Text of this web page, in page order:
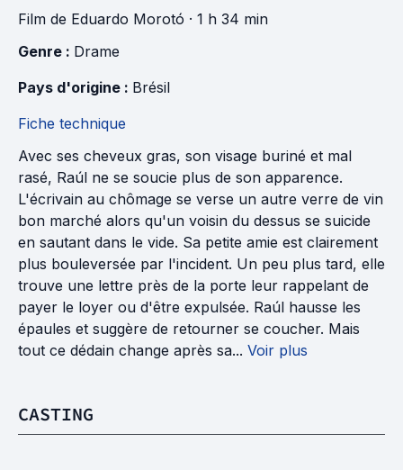
Film de Eduardo Morotó · 1 h 34 min
Genre : Drame
Pays d'origine : Brésil
Fiche technique
Avec ses cheveux gras, son visage buriné et mal
rasé, Raúl ne se soucie plus de son apparence.
L'écrivain au chômage se verse un autre verre de vin
bon marché alors qu'un voisin du dessus se suicide
en sautant dans le vide. Sa petite amie est clairement
plus bouleversée par l'incident. Un peu plus tard, elle
trouve une lettre près de la porte leur rappelant de
payer le loyer ou d'être expulsée. Raúl hausse les
épaules et suggère de retourner se coucher. Mais
tout ce dédain change après sa... Voir plus
CASTING